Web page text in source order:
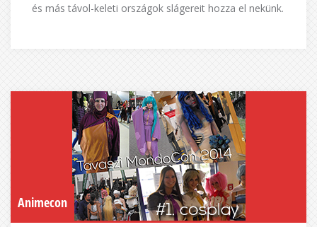
és más távol-keleti országok slágereit hozza el nekünk.
Animecon